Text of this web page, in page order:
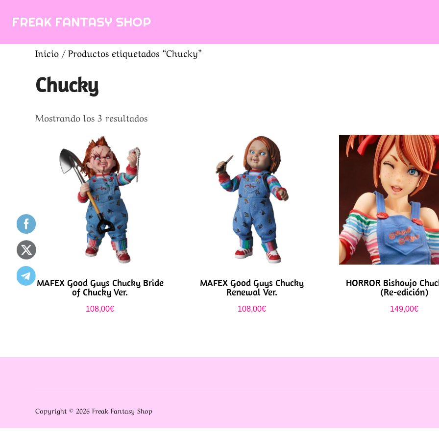
contenido
FREAK FANTASY SHOP
Inicio / Productos etiquetados “Chucky”
Chucky
Mostrando los 3 resultadosOrdenado
MAFEX Good Guys Chucky Bride
of Chucky Ver.
108,00€
MAFEX Good Guys Chucky
Renewal Ver.
108,00€
HORROR Bishoujo
(Re-edición)
149,00€
Copyright © 2026 Freak Fantasy Shop